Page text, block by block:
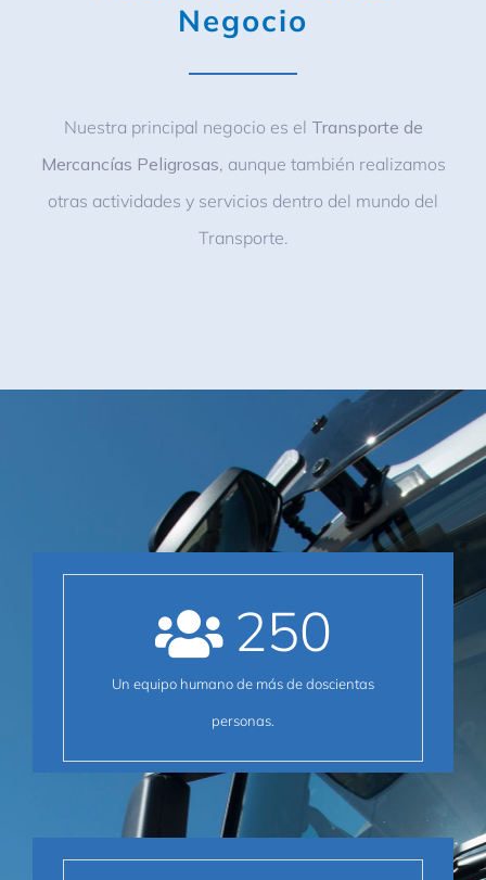
Negocio
Nuestra principal negocio es el Transporte de
Mercancías Peligrosas, aunque también realizamos
otras actividades y servicios dentro del mundo del
Transporte.
250
Un equipo humano de más de doscientas
personas.